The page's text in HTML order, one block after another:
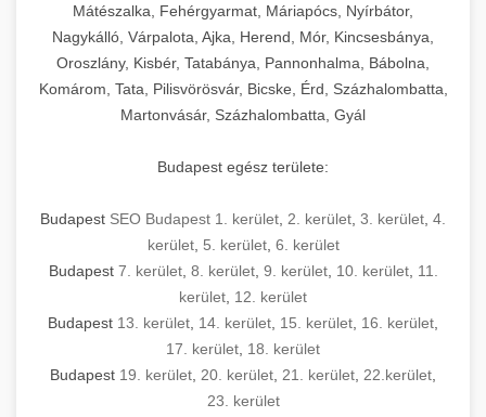
Mátészalka, Fehérgyarmat, Máriapócs, Nyírbátor,
Nagykálló, Várpalota, Ajka, Herend, Mór, Kincsesbánya,
Oroszlány, Kisbér, Tatabánya, Pannonhalma, Bábolna,
Komárom, Tata, Pilisvörösvár, Bicske, Érd, Százhalombatta,
Martonvásár, Százhalombatta, Gyál
Budapest egész területe:
Budapest SEO Budapest 1. kerület 2. kerület 3. kerület 4.
kerület, 5. kerület, 6. kerület
Budapest 7. kerület, 8. kerület, 9. kerület, 10. kerület, 11.
kerület 12. kerület
Budapest 13. kerület 14. kerület 15. kerület 16. kerület
17. kerület 18. kerület
Budapest 19. kerület 20. kerület 21. kerület 22.kerület
23. kerület